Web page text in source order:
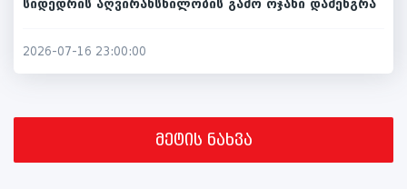
სიდედრის აღვირახსნილობის გამო ოჯახი დამენგრა
2026-07-16 23:00:00
მეტის ნახვა